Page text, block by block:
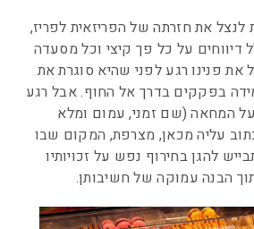
לנצל את חזרתה של הפריזאית לפריז,
על כל פך קיצי וכל מסעדה
את פנינו רגע לפני שהיא סוגרת את
בפקקים בדרך אל החוף. אבל רגע
המחאה (שם זמני, עמום ומלא
עליה מכאן, מצרפת, המקום שבו
להגן בחירוף נפש על זכויותיו
הבנה עמוקה של חשיבותן.